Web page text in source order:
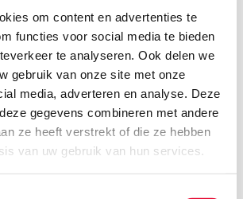
om content en advertenties te
functies voor social media te bieden
te analyseren. Ook delen we
gebruik van onze site met onze
media, adverteren en analyse. Deze
gegevens combineren met andere
ze heeft verstrekt of die ze hebben
van uw gebruik van hun services.